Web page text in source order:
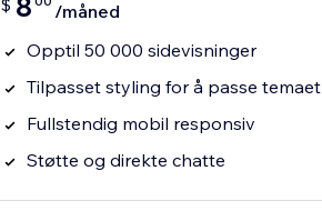
$ 8
/måned
Opptil 50 000 sidevisninger
Tilpasset styling for å passe temaet
Fullstendig mobil responsiv
Støtte og direkte chatte